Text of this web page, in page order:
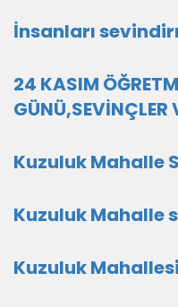
İnsanları
24 KASIM
GÜNÜ,SEVİNÇLER
Kuzuluk Mahalle
Kuzuluk Mahalle
Kuzuluk